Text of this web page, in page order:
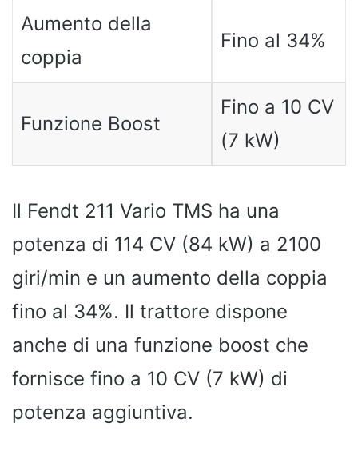
Aumento della
coppia
Fino al 34%
Funzione Boost
Fino a 10 CV
(7 kW)
Il Fendt 211 Vario TMS ha una
potenza di 114 CV (84 kW) a 2100
giri/min e un aumento della coppia
fino al 34%. Il trattore dispone
anche di una funzione boost che
fornisce fino a 10 CV (7 kW) di
potenza aggiuntiva.